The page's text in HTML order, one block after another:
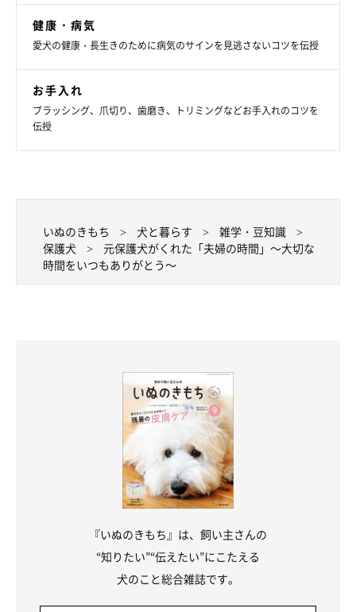
健康・病気
愛犬の健康・長生きのために病気のサインを見逃さないコツを伝授
お手入れ
ブラッシング、爪切り、歯磨き、トリミングなどお手入れのコツを
伝授
いぬのきもち 犬と暮らす
雑学・豆知識
保護犬
元保護犬がくれた「夫婦の時間」～大切な
時間をいつもありがとう～
『いぬのきもち』は、飼い主さんの
“知りたい”“伝えたい”にこたえる
犬のこと総合雑誌です。